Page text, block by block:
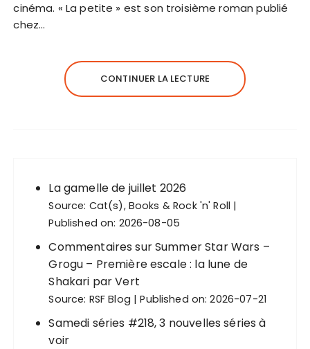
cinéma. « La petite » est son troisième roman publié
chez…
CONTINUER LA LECTURE
La gamelle de juillet 2026
Source: Cat(s), Books & Rock 'n' Roll
Published on: 2026-08-05
Commentaires sur Summer Star Wars –
Grogu – Première escale : la lune de
Shakari par Vert
Source: RSF Blog Published on: 2026-07-21
Samedi séries #218, 3 nouvelles séries à
voir